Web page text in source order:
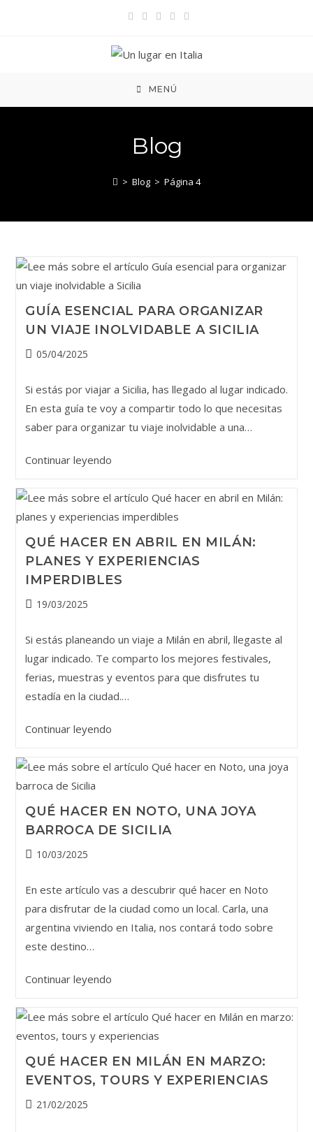
MENÚ
Blog
> Blog > Página 4
GUÍA ESENCIAL PARA ORGANIZAR
UN VIAJE INOLVIDABLE A SICILIA
Publicación
entrada:
05/04/2025
Si estás por viajar a Sicilia, has llegado al lugar indicado.
En esta guía te voy a compartir todo lo que necesitas
saber para organizar tu viaje inolvidable a una…
Continuar leyendoGuía
para
organizar
viaje
inolvidable
a
QUÉ HACER EN ABRIL EN MILÁN:
PLANES Y EXPERIENCIAS
IMPERDIBLES
Publicación
entrada:
19/03/2025
Si estás planeando un viaje a Milán en abril, llegaste al
lugar indicado. Te comparto los mejores festivales,
ferias, muestras y eventos para que disfrutes tu
estadía en la ciudad.…
Continuar leyendoQué
en
Milán:
planes
imperdibles
QUÉ HACER EN NOTO, UNA JOYA
BARROCA DE SICILIA
Publicación
entrada:
10/03/2025
En este artículo vas a descubrir qué hacer en Noto
para disfrutar de la ciudad como un local. Carla, una
argentina viviendo en Italia, nos contará todo sobre
este destino…
Continuar leyendoQué
en
Noto,
joya
barroca
QUÉ HACER EN MILÁN EN MARZO:
EVENTOS, TOURS Y EXPERIENCIAS
Publicación
21/02/2025